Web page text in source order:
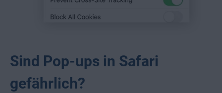
Sind Pop-ups in Safari
gefährlich?